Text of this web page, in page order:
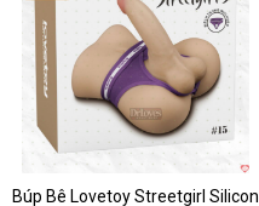
Búp Bê Lovetoy Streetgirl Silicon